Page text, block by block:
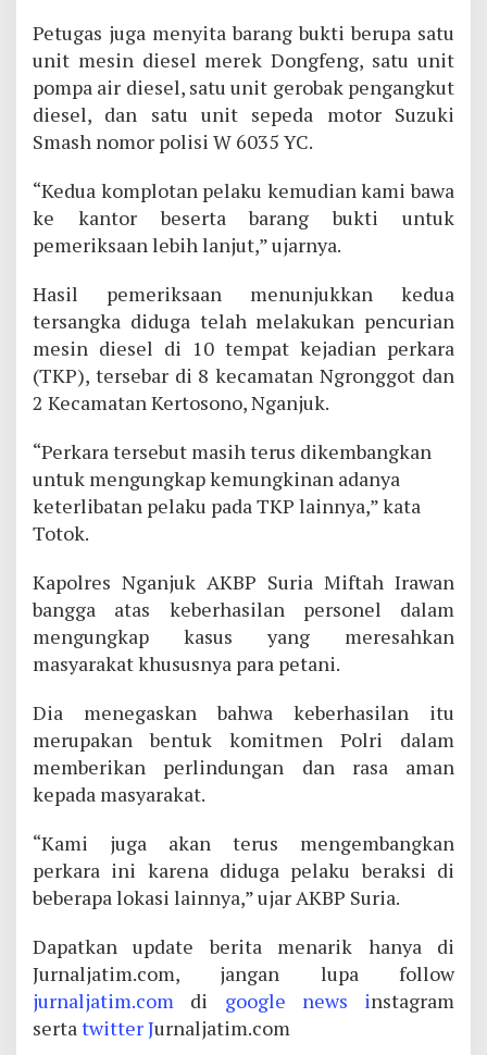
Petugas juga menyita barang bukti berupa satu
unit mesin diesel merek Dongfeng, satu unit
pompa air diesel, satu unit gerobak pengangkut
diesel, dan satu unit sepeda motor Suzuki
Smash nomor polisi W 6035 YC.
“Kedua komplotan pelaku kemudian kami bawa
ke kantor beserta barang bukti untuk
pemeriksaan lebih lanjut,” ujarnya.
Hasil pemeriksaan menunjukkan kedua
tersangka diduga telah melakukan pencurian
mesin diesel di 10 tempat kejadian perkara
(TKP), tersebar di 8 kecamatan Ngronggot dan
2 Kecamatan Kertosono, Nganjuk.
“Perkara tersebut masih terus dikembangkan
untuk mengungkap kemungkinan adanya
keterlibatan pelaku pada TKP lainnya,” kata
Totok.
Kapolres Nganjuk AKBP Suria Miftah Irawan
bangga atas keberhasilan personel dalam
mengungkap kasus yang meresahkan
masyarakat khususnya para petani.
Dia menegaskan bahwa keberhasilan itu
merupakan bentuk komitmen Polri dalam
memberikan perlindungan dan rasa aman
kepada masyarakat.
“Kami juga akan terus mengembangkan
perkara ini karena diduga pelaku beraksi di
beberapa lokasi lainnya,” ujar AKBP Suria.
Dapatkan update berita menarik hanya di
Jurnaljatim.com, jangan lupa follow
jurnaljatim.com di google news instagram
sertatwitter Jurnaljatim.com